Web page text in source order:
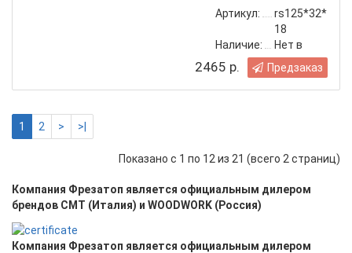
Артикул:
rs125*32*
18
Наличие:
Нет в
наличии
2465 р. Предзаказ
1 2 > >|
Показано с 1 по 12 из 21 (всего 2 страниц)
Компания Фрезатоп является официальным дилером
брендов CMT (Италия) и WOODWORK (Россия)
Компания Фрезатоп является официальным дилером